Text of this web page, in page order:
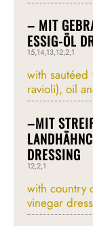
– MIT
ESSIG-ÖL
15,14,13,12,2,1
with sautéed
ravioli), oil
–MIT
DRESSING
12,2,1
with country
vinegar